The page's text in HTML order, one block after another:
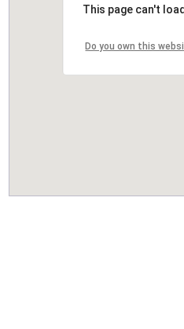
This page can't
Do you own this